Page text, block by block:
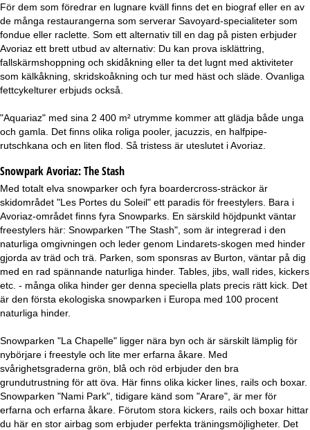
För dem som föredrar en lugnare kväll finns det en biograf eller en av
de många restaurangerna som serverar Savoyard-specialiteter som
fondue eller raclette. Som ett alternativ till en dag på pisten erbjuder
Avoriaz ett brett utbud av alternativ: Du kan prova isklättring,
fallskärmshoppning och skidåkning eller ta det lugnt med aktiviteter
som kälkåkning, skridskoåkning och tur med häst och släde. Ovanliga
fettcykelturer erbjuds också.
"Aquariaz" med sina 2 400 m² utrymme kommer att glädja både unga
och gamla. Det finns olika roliga pooler, jacuzzis, en halfpipe-
rutschkana och en liten flod. Så tristess är uteslutet i Avoriaz.
Snowpark Avoriaz:The Stash
Med totalt elva snowparker och fyra boardercross-sträckor är
skidområdet "Les Portes du Soleil" ett paradis för freestylers. Bara i
Avoriaz-området finns fyra Snowparks. En särskild höjdpunkt väntar
freestylers här: Snowparken "The Stash", som är integrerad i den
naturliga omgivningen och leder genom Lindarets-skogen med hinder
gjorda av träd och trä. Parken, som sponsras av Burton, väntar på dig
med en rad spännande naturliga hinder. Tables, jibs, wall rides, kickers
etc. - många olika hinder ger denna speciella plats precis rätt kick. Det
är den första ekologiska snowparken i Europa med 100 procent
naturliga hinder.
Snowparken "La Chapelle" ligger nära byn och är särskilt lämplig för
nybörjare i freestyle och lite mer erfarna åkare. Med
svårighetsgraderna grön, blå och röd erbjuder den bra
grundutrustning för att öva. Här finns olika kicker lines, rails och boxar.
Snowparken "Nami Park", tidigare känd som "Arare", är mer för
erfarna och erfarna åkare. Förutom stora kickers, rails och boxar hittar
du här en stor airbag som erbjuder perfekta träningsmöjligheter. Det